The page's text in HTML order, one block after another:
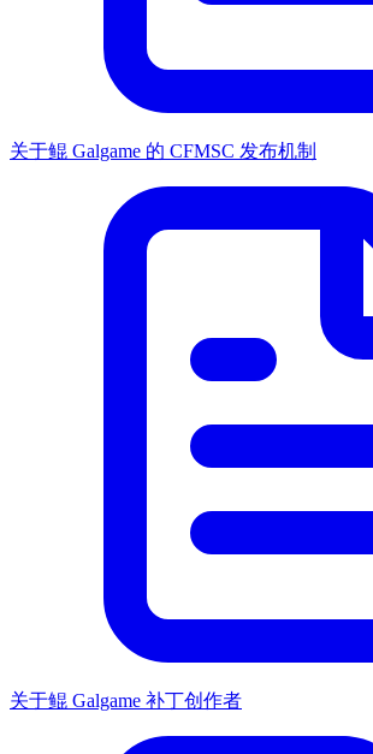
关于鲲 Galgame 的 CFMSC 发布机制
关于鲲 Galgame 补丁创作者